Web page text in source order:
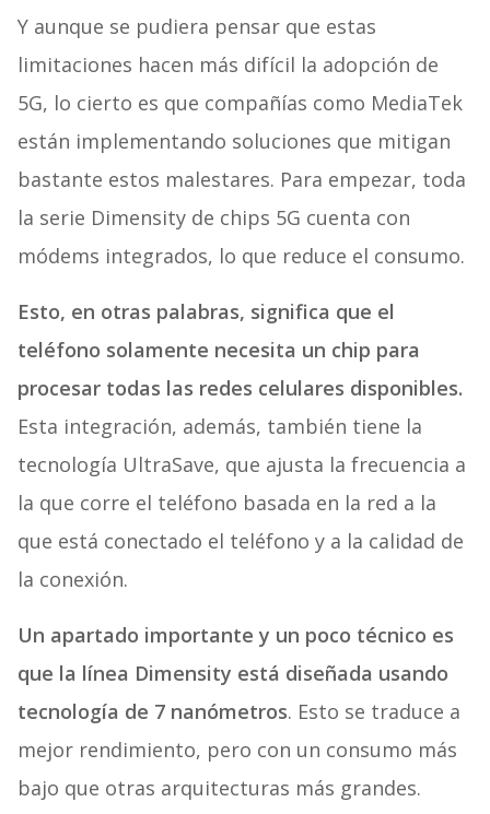
Y aunque se pudiera pensar que estas
limitaciones hacen más difícil la adopción de
5G, lo cierto es que compañías como MediaTek
están implementando soluciones que mitigan
bastante estos malestares. Para empezar, toda
la serie Dimensity de chips 5G cuenta con
módems integrados, lo que reduce el consumo.
Esto, en otras palabras, significa que el
teléfono solamente necesita un chip para
procesar todas las redes celulares disponibles.
Esta integración, además, también tiene la
tecnología UltraSave, que ajusta la frecuencia a
la que corre el teléfono basada en la red a la
que está conectado el teléfono y a la calidad de
la conexión.
Un apartado importante y un poco técnico es
que la línea Dimensity está diseñada usando
tecnología de 7 nanómetros. Esto se traduce a
mejor rendimiento, pero con un consumo más
bajo que otras arquitecturas más grandes.